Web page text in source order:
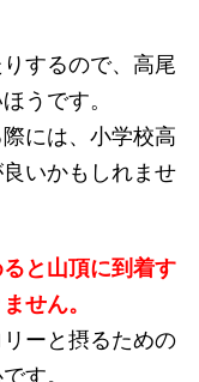
するので、高尾
うです。
には、小学校高
いかもしれませ
と山頂に到着す
せん。
ーと摂るための
す。